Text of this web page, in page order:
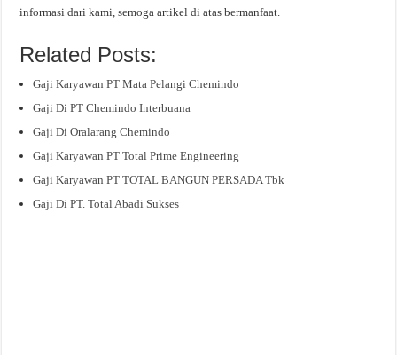
informasi dari kami, semoga artikel di atas bermanfaat.
Related Posts:
Gaji Karyawan PT Mata Pelangi Chemindo
Gaji Di PT Chemindo Interbuana
Gaji Di Oralarang Chemindo
Gaji Karyawan PT Total Prime Engineering
Gaji Karyawan PT TOTAL BANGUN PERSADA Tbk
Gaji Di PT. Total Abadi Sukses